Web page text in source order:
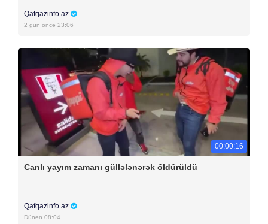
Qafqazinfo.az
2 gün öncə 23:06
00:00:16
Canlı yayım zamanı güllələnərək öldürüldü
Qafqazinfo.az
Dünən 08:04